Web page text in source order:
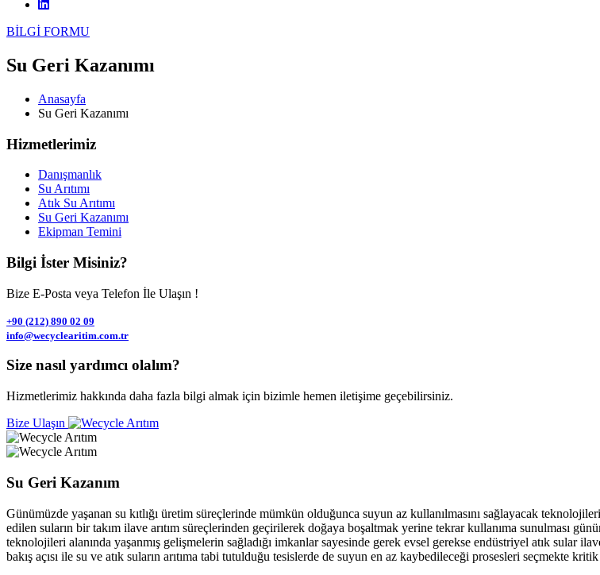
BİLGİ FORMU
Su Geri Kazanımı
Anasayfa
Su Geri Kazanımı
Hizmetlerimiz
Danışmanlık
Su Arıtımı
Atık Su Arıtımı
Su Geri Kazanımı
Ekipman Temini
Bilgi İster Misiniz?
Bize E-Posta veya Telefon İle Ulaşın !
+90 (212) 890 02 09
info@wecyclearitim.com.tr
Size nasıl yardımcı olalım?
Hizmetlerimiz hakkında daha fazla bilgi almak için bizimle hemen iletişime geçebilirsiniz.
Bize Ulaşın
Su Geri Kazanım
Günümüzde yaşanan su kıtlığı üretim süreçlerinde mümkün olduğunca suyun az kullanılmasını sağlayacak
edilen suların bir takım ilave arıtım süreçlerinden geçirilerek doğaya boşaltmak yerine tekrar kullanıma sunulması
teknolojileri alanında yaşanmış gelişmelerin sağladığı imkanlar sayesinde gerek evsel gerekse endüstriyel atık sular
bakış açısı ile su ve atık suların arıtıma tabi tutulduğu tesislerde de suyun en az kaybedileceği prosesleri seçmekte kritik